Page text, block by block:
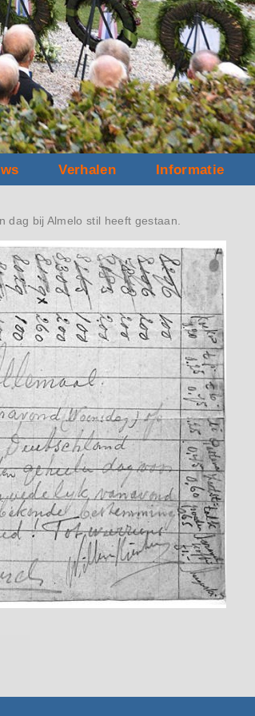
Verhalen Informatie
dag bij Almelo stil heeft gestaan.